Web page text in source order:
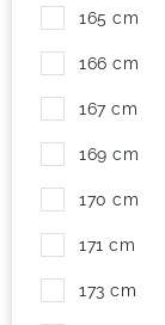
165 cm
166 cm
167 cm
169 cm
170 cm
171 cm
173 cm